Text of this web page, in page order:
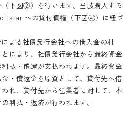
（下図②）を行います。当該購入する
への貸付債権（下図④）に紐づ
よる社債発行会社への借入金の利
により、社債発行会社から最終資金
払・償還が支払われます。最終資金
・償還金を原資として、貸付先へ借
れ、貸付先から営業者に対して、本
利払・返済が行われます。
行ってください。
ログイン
規会員登録
リンクします。
SAMURAI証券のウェ
ありません
移動する